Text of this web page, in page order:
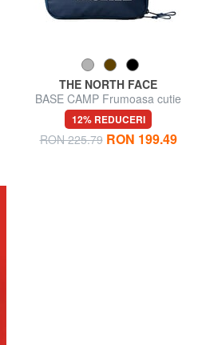
THE NORTH FACE
BASE CAMP Frumoasa cutie
12% REDUCERI
RON 225.79 RON 199.49